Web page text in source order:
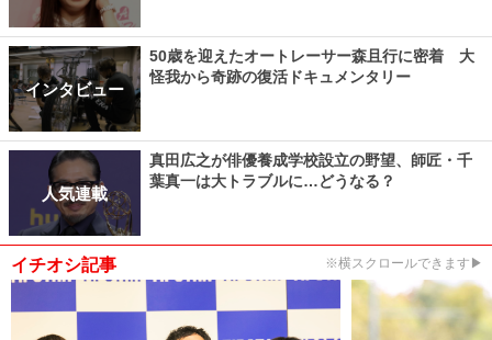
インタビュー
50歳を迎えたオートレーサー森且行に密着 大
怪我から奇跡の復活ドキュメンタリー
人気連載
真田広之が俳優養成学校設立の野望、師匠・千
葉真一は大トラブルに…どうなる？
イチオシ記事 ※横スクロールできます▶